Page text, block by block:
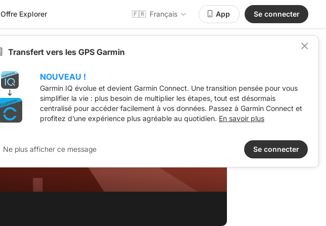
Offre Explorer 🇫🇷 Français App Se connecter
Transfert vers les GPS Garmin
NOUVEAU !
Garmin IQ évolue et devient Garmin Connect. Une transition pensée pour vous
simplifier la vie : plus besoin de multiplier les étapes, tout est désormais
centralisé pour accéder facilement à vos données. Passez à Garmin Connect et
profitez d’une expérience plus agréable au quotidien. En savoir plus
Ne plus afficher ce message Se connecter